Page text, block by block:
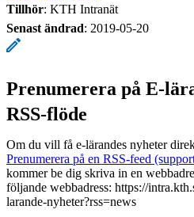
Tillhör: KTH Intranät
Senast ändrad: 2019-05-20
Prenumerera på E-
RSS-flöde
Om du vill få e-lärandes nyheter
Prenumerera på en RSS-feed
kommer be dig skriva in en
följande webbadress: https://
larande-nyheter?rss=news